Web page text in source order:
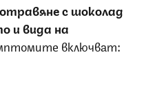
с шоколад
и вида на
включват: